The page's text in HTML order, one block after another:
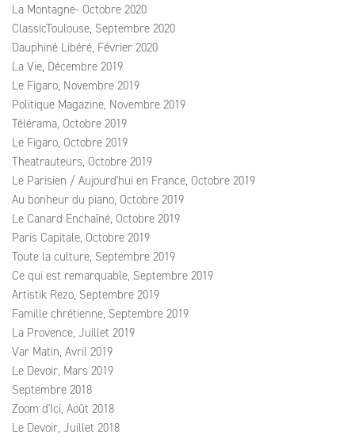
La Montagne- Octobre 2020
ClassicToulouse, Septembre 2020
Dauphiné Libéré, Février 2020
La Vie, Décembre 2019
Le Figaro, Novembre 2019
Politique Magazine, Novembre 2019
Télérama, Octobre 2019
Le Figaro, Octobre 2019
Theatrauteurs, Octobre 2019
Le Parisien / Aujourd'hui en France, Octobre 2019
Au bonheur du piano, Octobre 2019
Le Canard Enchaîné, Octobre 2019
Paris Capitale, Octobre 2019
Toute la culture, Septembre 2019
Ce qui est remarquable, Septembre 2019
Artistik Rezo, Septembre 2019
Famille chrétienne, Septembre 2019
La Provence, Juillet 2019
Var Matin, Avril 2019
Le Devoir, Mars 2019
Septembre 2018
Zoom d'Ici, Août 2018
Le Devoir, Juillet 2018